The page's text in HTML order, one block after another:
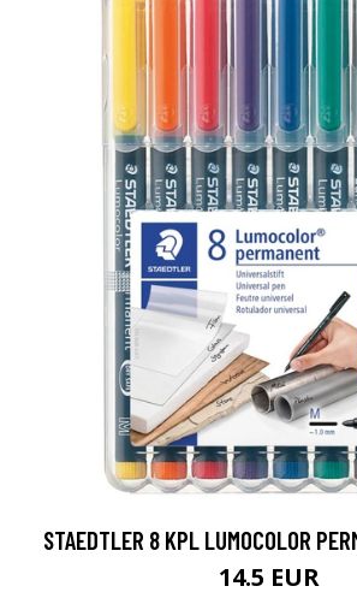
STAEDTLER 8 KPL LUMOCOLOR
14.5 EUR